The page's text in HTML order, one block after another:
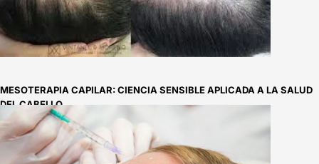
MESOTERAPIA CAPILAR: CIENCIA SENSIBLE APLICADA A LA SALUD
DEL CABELLO